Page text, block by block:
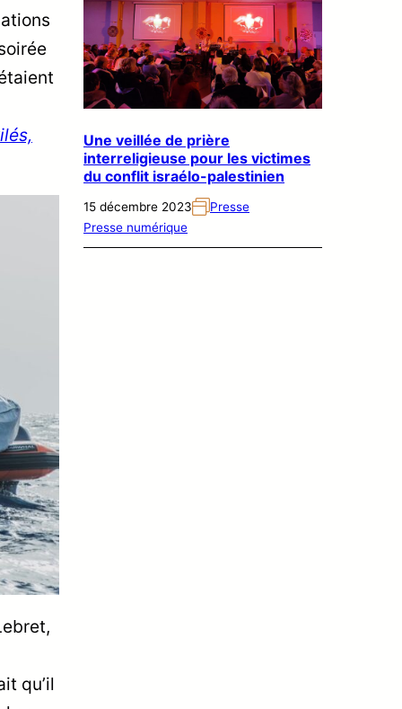
qu’il
Une veillée de prière
interreligieuse pour les victimes
du conflit israélo-palestinien
15 décembre 2023
Presse
Presse numérique